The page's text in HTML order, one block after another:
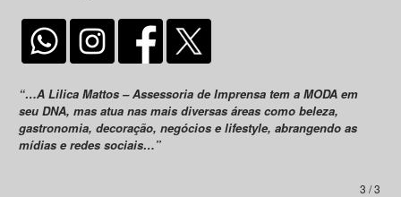
“…A Lilica Mattos – Assessoria de Imprensa tem a MODA em
seu DNA, mas atua nas mais diversas áreas como beleza,
gastronomia, decoração, negócios e lifestyle, abrangendo as
mídias e redes sociais…”
3 / 3